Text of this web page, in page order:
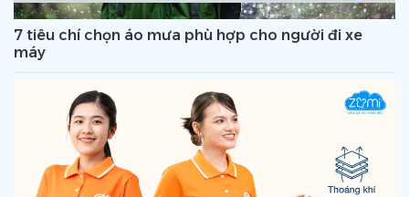
7 tiêu chí chọn áo mưa phù hợp cho người đi xe
máy